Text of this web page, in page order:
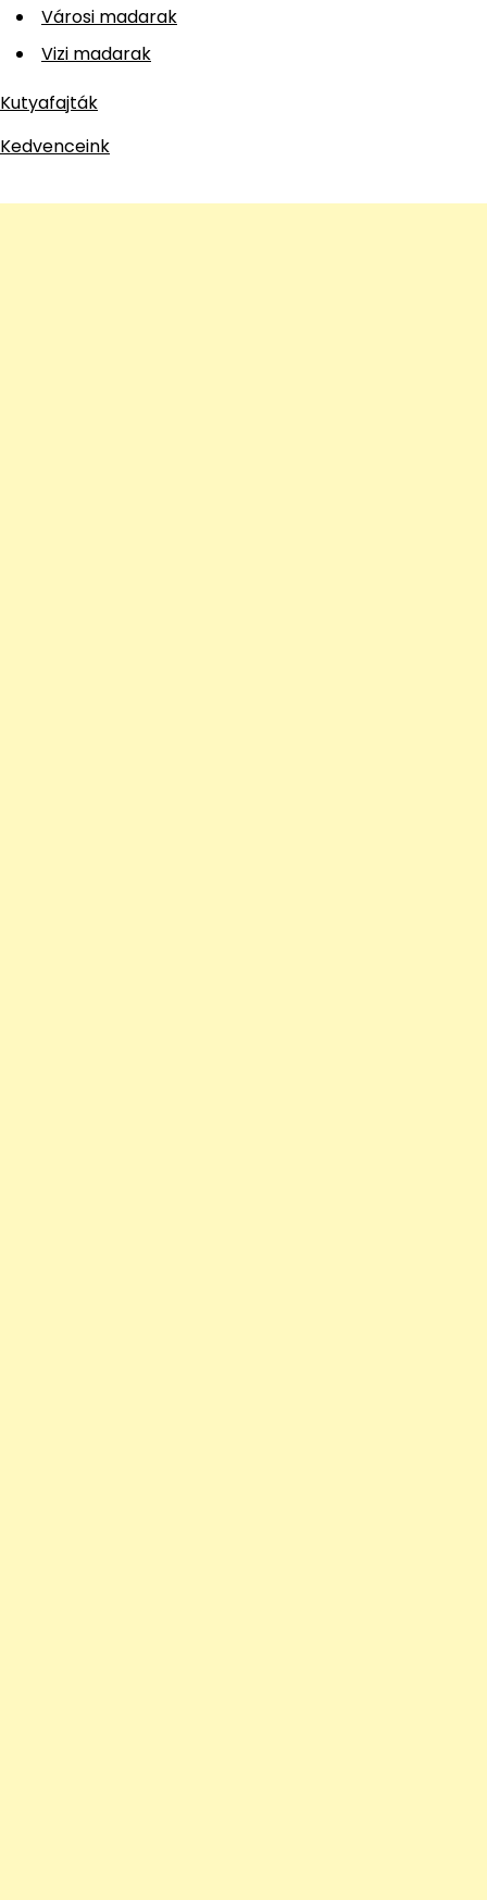
Városi madarak
Vizi madarak
Kutyafajták
Kedvenceink